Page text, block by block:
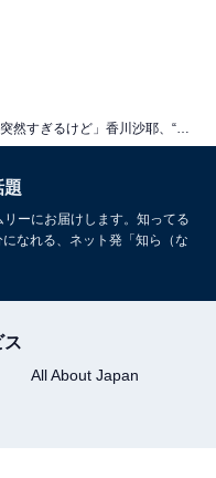
題
ーにお届けします。知ってる
なれる、ネット発「知ら（な
ス
All About Japan